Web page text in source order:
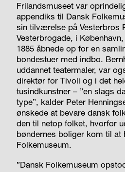
Frilandsmuseet var
appendiks til Dansk
sin tilværelse på Vesterbros
Vesterbrogade, i
1885 åbnede op for en
bondestuer med indbo.
uddannet teatermaler, var
direktør for Tivoli og i det
tusindkunstner – ”en slags
type”, kalder Peter
ønskede at bevare dansk
den til netop folket, hvorfor
bøndernes boliger kom til at
Folkemuseum.
”Dansk Folkemuseum